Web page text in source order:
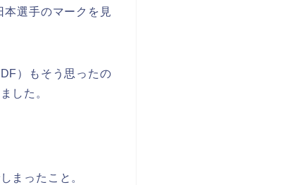
本選手のマークを見
）もそう思ったの
した。
まったこと。